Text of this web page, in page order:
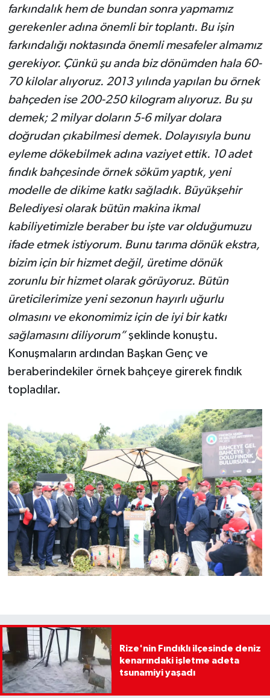
farkındalık hem de bundan sonra yapmamız
gerekenler adına önemli bir toplantı. Bu işin
farkındalığı noktasında önemli mesafeler almamız
gerekiyor. Çünkü şu anda biz dönümden hala 60-
70 kilolar alıyoruz. 2013 yılında yapılan bu örnek
bahçeden ise 200-250 kilogram alıyoruz. Bu şu
demek; 2 milyar doların 5-6 milyar dolara
doğrudan çıkabilmesi demek. Dolayısıyla bunu
eyleme dökebilmek adına vaziyet ettik. 10 adet
fındık bahçesinde örnek söküm yaptık, yeni
modelle de dikime katkı sağladık. Büyükşehir
Belediyesi olarak bütün makina ikmal
kabiliyetimizle beraber bu işte var olduğumuzu
ifade etmek istiyorum. Bunu tarıma dönük ekstra,
bizim için bir hizmet değil, üretime dönük
zorunlu bir hizmet olarak görüyoruz. Bütün
üreticilerimize yeni sezonun hayırlı uğurlu
olmasını ve ekonomimiz için de iyi bir katkı
sağlamasını diliyorum”şeklinde konuştu.
Konuşmaların ardından Başkan Genç ve
beraberindekiler örnek bahçeye girerek fındık
topladılar.
Rize'nin Fındıklı ilçesinde deniz
kenarındaki işletme adeta
tsunamiyi yaşadı